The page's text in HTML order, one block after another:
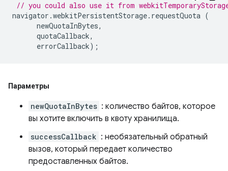
// you could also use it from
navigator .webkitPersistentStorage. requestQuota (
newQuotaInBytes,
quotaCallback,
errorCallback);
Параметры
newQuotaInBytes : количество байтов, которое
вы хотите включить в квоту хранилища.
successCallback : необязательный обратный
вызов, который передает количество
предоставленных байтов.